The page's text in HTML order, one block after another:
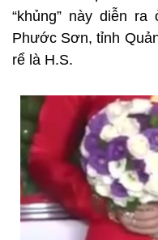
“khủng” này diễn
Phước Sơn, tỉnh
rể là H.S.